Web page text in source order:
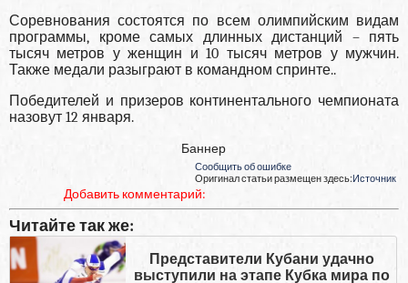
Соревнования состоятся по всем олимпийским видам
программы, кроме самых длинных дистанций – пять
тысяч метров у женщин и 10 тысяч метров у мужчин.
Также медали разыграют в командном спринте..
Победителей и призеров континентального чемпионата
назовут 12 января.
Баннер
Сообщить об ошибке
Оригинал статьи размещен здесь:Источник
Добавить комментарий:
Читайте так же:
Представители Кубани удачно
выступили на этапе Кубка мира по